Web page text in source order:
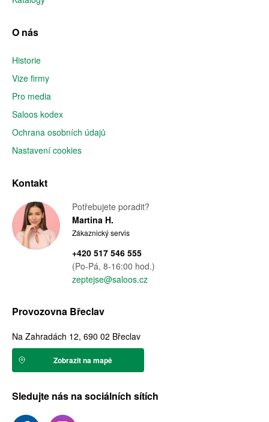
O nás
Historie
Vize firmy
Pro media
Saloos kodex
Ochrana osobních údajů
Nastavení cookies
Kontakt
Potřebujete poradit?
Martina H.
Zákaznický servis
+420 517 546 555
(Po-Pá, 8-16:00 hod.)
zeptejse@saloos.cz
Provozovna Břeclav
Na Zahradách 12, 690 02 Břeclav
Zobrazit na mapě
Sledujte nás na sociálních sítích